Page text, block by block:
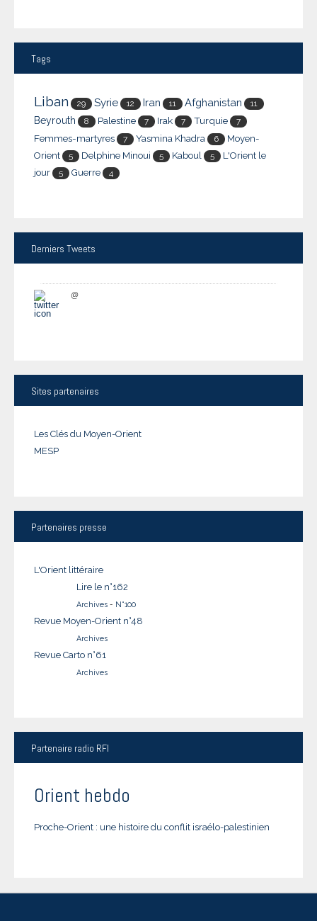
Tags
Liban 29 Syrie 12 Iran 11 Afghanistan 11
Beyrouth 8 Palestine 7 Irak 7 Turquie 7
Femmes-martyres 7 Yasmina Khadra 6
Moyen-
Orient
5 Delphine Minoui 5 Kaboul 5
L'Orient le
jour
5 Guerre 4
Derniers Tweets
@
Sites partenaires
Les Clés du Moyen-Orient
MESP
Partenaires presse
L'Orient littéraire
Lire le n°162
Archives - N°100
Revue Moyen-Orient n°48
Archives
Revue Carto n°61
Archives
Partenaire radio RFI
Orient hebdo
Proche-Orient : une histoire du conflit israélo-palestinien